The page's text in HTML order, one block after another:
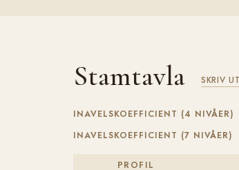
Stamtavla SKRIV
INAVELSKOEFFICIENT (4 NIVÅER)
INAVELSKOEFFICIENT (7 NIVÅER)
PROFIL